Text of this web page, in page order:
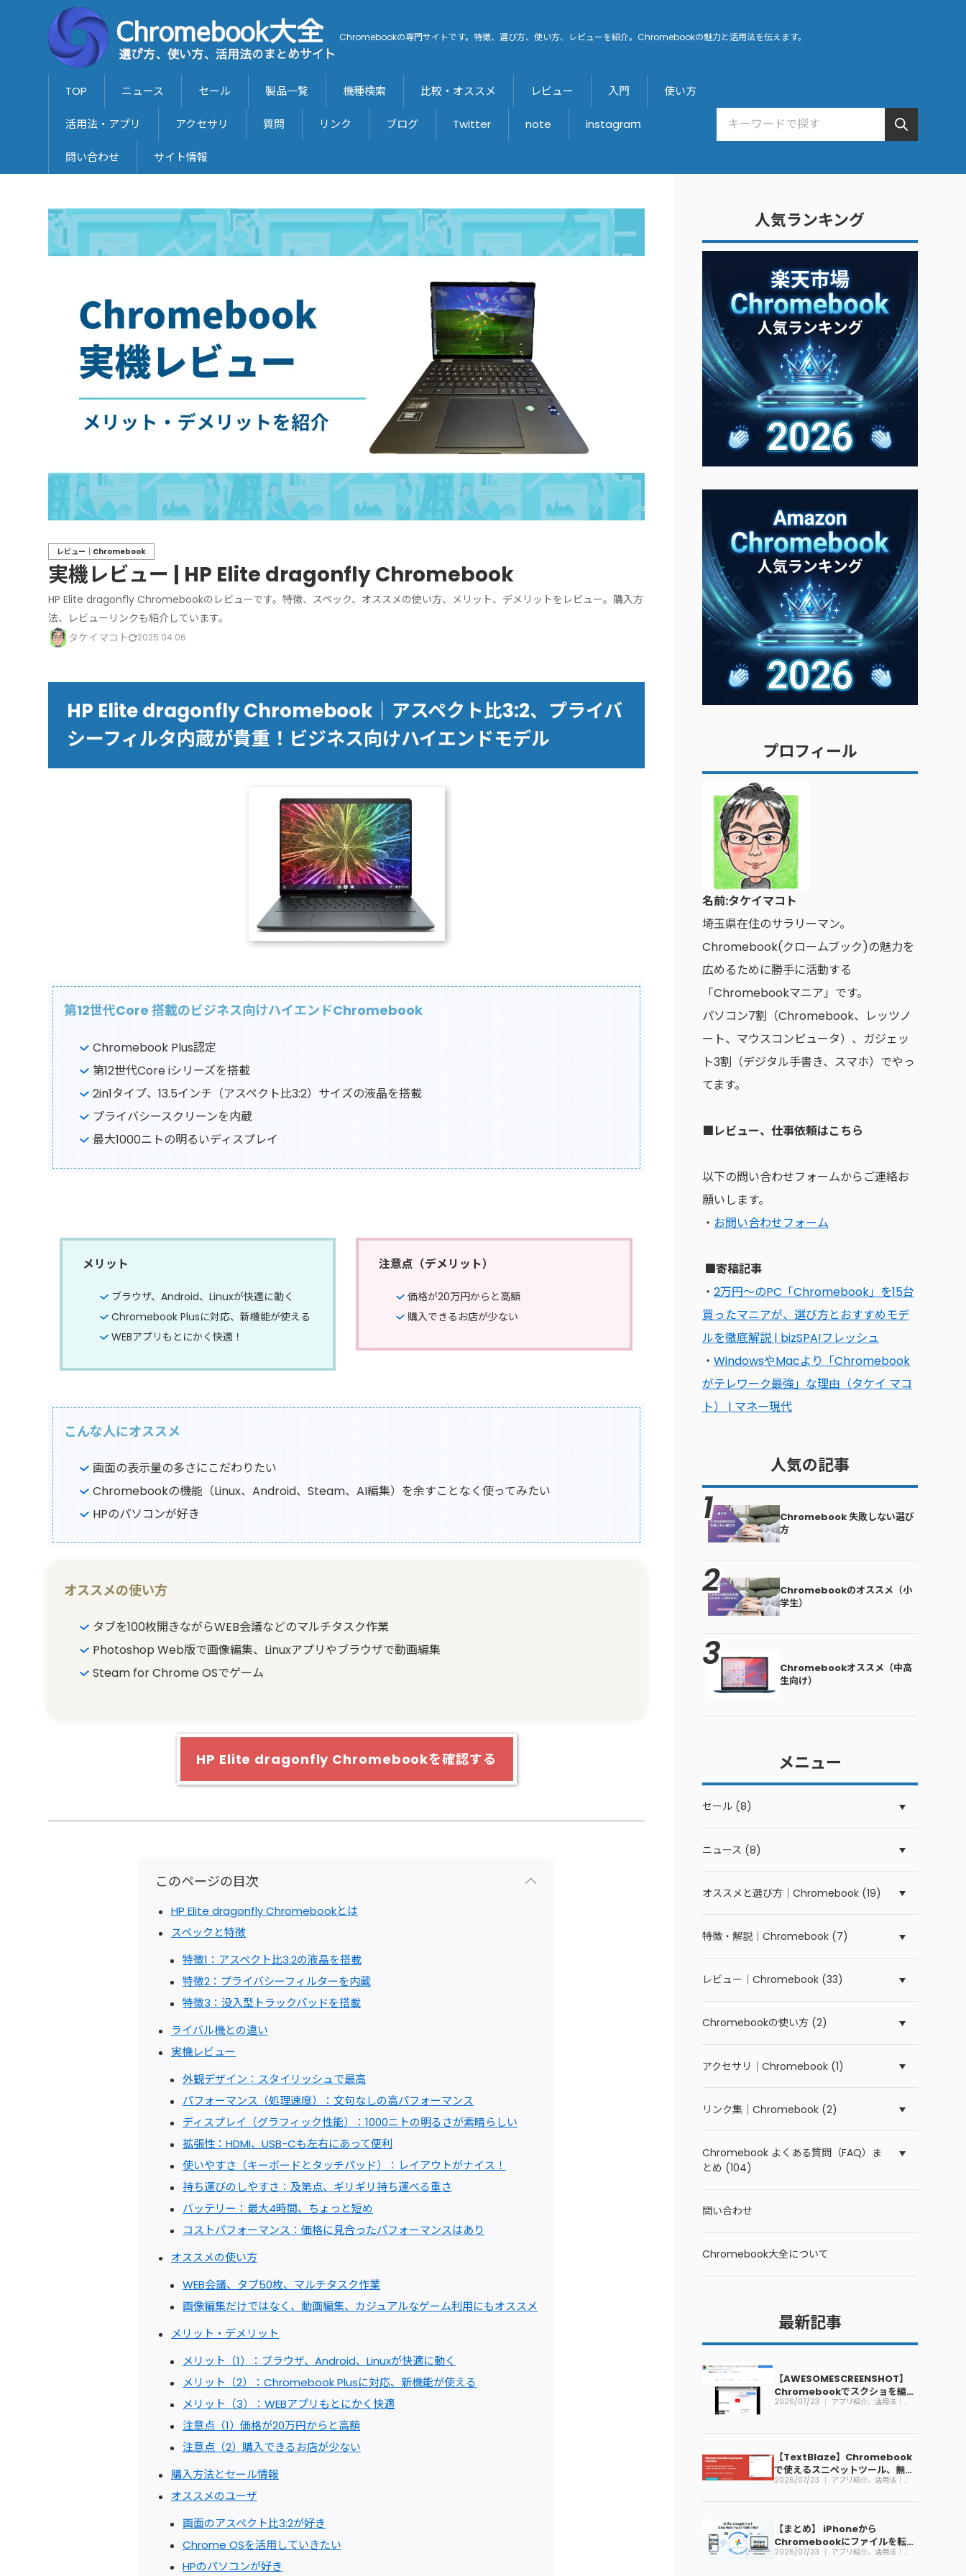
Chromebookの専門サイトです。特徴、選び方、使い方、レビューを紹介。Chromebookの魅力と活用法を伝えます。
TOP ニュース セール 製品一覧 機種検索 比較・オススメ レビュー 入門 使い方
活用法・アプリ アクセサリ 質問 リンク ブログ Twitter note instagraｍ
問い合わせ サイト情報
実機レビュー | HP Elite dragonfly Chromebook
HP Elite dragonfly Chromebookのレビューです。特徴、スペック、オススメの使い方、メリット、デメリットをレビュー。購入方
法、レビューリンクも紹介しています。
タケイマコト
2025.04.06
レビュー｜Chromebook
HP Elite dragonfly Chromebook｜アスペクト比3:2、プライバ
シーフィルタ内蔵が貴重！ビジネス向けハイエンドモデル
第12世代Core 搭載のビジネス向けハイエンドChromebook
Chromebook Plus認定
第12世代Core iシリーズを搭載
2in1タイプ、13.5インチ（アスペクト比3:2）サイズの液晶を搭載
プライバシースクリーンを内蔵
最大1000ニトの明るいディスプレイ
メリット
ブラウザ、Android、Linuxが快適に動く
Chromebook Plusに対応、新機能が使える
WEBアプリもとにかく快適！
注意点（デメリット）
価格が20万円からと高額
購入できるお店が少ない
こんな人にオススメ
画面の表示量の多さにこだわりたい
Chromebookの機能（Linux、Android、Steam、AI編集）を余すことなく使ってみたい
HPのパソコンが好き
オススメの使い方
タブを100枚開きながらWEB会議などのマルチタスク作業
Photoshop Web版で画像編集、Linuxアプリやブラウザで動画編集
Steam for Chrome OSでゲーム
HP Elite dragonfly Chromebookを確認する
このページの目次
HP Elite dragonfly Chromebookとは
スペックと特徴
特徴1：アスペクト比3:2の液晶を搭載
特徴2：プライバシーフィルターを内蔵
特徴3：没入型トラックパッドを搭載
ライバル機との違い
実機レビュー
外観デザイン：スタイリッシュで最高
パフォーマンス（処理速度）：文句なしの高パフォーマンス
ディスプレイ（グラフィック性能）：1000ニトの明るさが素晴らしい
拡張性：HDMI、USB-Cも左右にあって便利
使いやすさ（キーボードとタッチパッド）：レイアウトがナイス！
持ち運びのしやすさ：及第点、ギリギリ持ち運べる重さ
バッテリー：最大4時間、ちょっと短め
コストパフォーマンス：価格に見合ったパフォーマンスはあり
オススメの使い方
WEB会議、タブ50枚、マルチタスク作業
画像編集だけではなく、動画編集、カジュアルなゲーム利用にもオススメ
メリット・デメリット
メリット（1）：ブラウザ、Android、Linuxが快適に動く
メリット（2）：Chromebook Plusに対応、新機能が使える
メリット（3）：WEBアプリもとにかく快適
注意点（1）価格が20万円からと高額
注意点（2）購入できるお店が少ない
購入方法とセール情報
オススメのユーザ
画面のアスペクト比3:2が好き
Chrome OSを活用していきたい
HPのパソコンが好き
人気ランキング
プロフィール
名前:タケイマコト
埼玉県在住のサラリーマン。
Chromebook(クロームブック)の魅力を
広めるために勝手に活動する
「Chromebookマニア」です。
パソコン7割（Chromebook、レッツノ
ート、マウスコンピュータ）、ガジェッ
ト3割（デジタル手書き、スマホ）でやっ
てます。
■レビュー、仕事依頼はこちら
以下の問い合わせフォームからご連絡お
願いします。
・ お問い合わせフォーム
■寄稿記事
・ 2万円〜のPC「Chromebook」を15台
買ったマニアが、選び方とおすすめモデ
ルを徹底解説 | bizSPA!フレッシュ
・ WindowsやMacより「Chromebook
がテレワーク最強」な理由（タケイ マコ
ト） | マネー現代
人気の記事
Chromebook 失敗しない選び
方
Chromebookのオススメ（小
学生）
Chromebookオススメ（中高
生向け）
メニュー
セール (8)
ニュース (8)
オススメと選び方｜Chromebook (19)
特徴・解説｜Chromebook (7)
レビュー｜Chromebook (33)
Chromebookの使い方 (2)
アクセサリ｜Chromebook (1)
リンク集｜Chromebook (2)
Chromebook よくある質問（FAQ）ま
とめ (104)
問い合わせ
Chromebook大全について
最新記事
【AWESOMESCREENSHOT】
Chromebookでスクショを編集
できる拡張機能
2026/07/23 アプリ紹介、活用法｜
【TextBlaze】Chromebook
で使えるスニペットツール、無料
で利用可能
2026/07/23 アプリ紹介、活用法｜
【まとめ】 iPhoneから
Chromebookにファイルを転送
する方法
2026/07/23 アプリ紹介、活用法｜